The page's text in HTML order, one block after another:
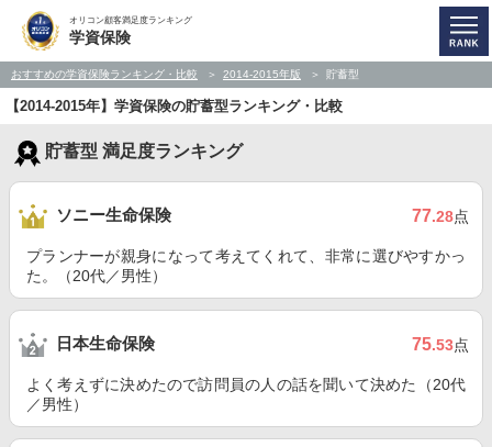
オリコン顧客満足度ランキング
学資保険
おすすめの学資保険ランキング・比較 2014-2015年版 貯蓄型
【2014-2015年】学資保険の貯蓄型ランキング・比較
貯蓄型 満足度ランキング
ソニー生命保険 77.28点
プランナーが親身になって考えてくれて、非常に選びやすかっ
た。（20代／男性）
日本生命保険 75.53点
よく考えずに決めたので訪問員の人の話を聞いて決めた（20代
／男性）